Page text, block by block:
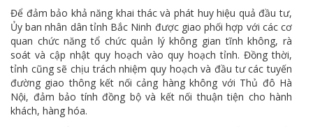
Để đảm bảo khả năng khai thác và phát huy hiệu quả đầu tư,
Ủy ban nhân dân tỉnh Bắc Ninh được giao phối hợp với các cơ
quan chức năng tổ chức quản lý không gian tĩnh không, rà
soát và cập nhật quy hoạch vào quy hoạch tỉnh. Đồng thời,
tỉnh cũng sẽ chịu trách nhiệm quy hoạch và đầu tư các tuyến
đường giao thông kết nối cảng hàng không với Thủ đô Hà
Nội, đảm bảo tính đồng bộ và kết nối thuận tiện cho hành
khách, hàng hóa.